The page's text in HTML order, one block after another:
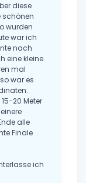
diese
schönen
wurden
war ich
nach
eine kleine
mal
war es
20 Meter
alle
Finale
ich